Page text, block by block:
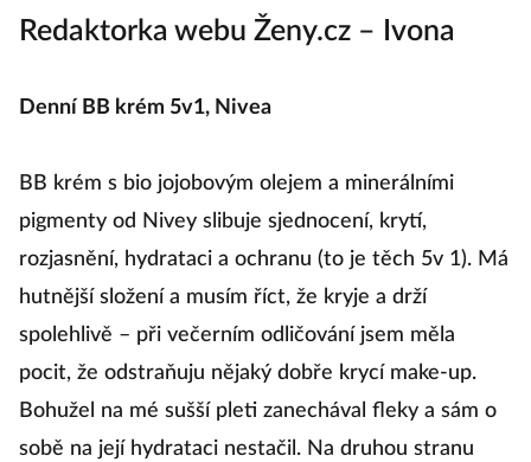
Redaktorka webu Ženy.cz – Ivona
Denní BB krém 5v1, Nivea
BB krém s bio jojobovým olejem a minerálními
pigmenty od Nivey slibuje sjednocení, krytí,
rozjasnění, hydrataci a ochranu (to je těch 5v 1). Má
hutnější složení a musím říct, že kryje a drží
spolehlivě – při večerním odličování jsem měla
pocit, že odstraňuju nějaký dobře krycí make-up.
Bohužel na mé sušší pleti zanechával fleky a sám o
sobě na její hydrataci nestačil. Na druhou stranu